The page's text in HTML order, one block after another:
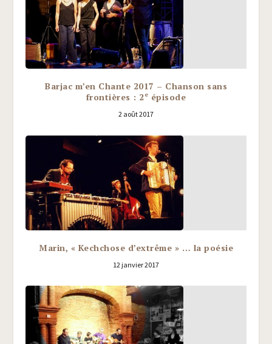
Barjac m’en Chante 2017 – Chanson sans
frontières : 2e épisode
2 août 2017
Marin, « Kechchose d’extrême » … la poésie
12 janvier 2017